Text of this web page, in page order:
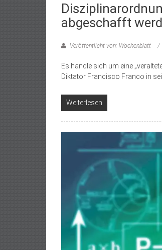
abgeschafft
Veröffentlicht von: Wochenblatt
Es handle sich um eine
Diktator Francisco Franco in
Weiterlesen